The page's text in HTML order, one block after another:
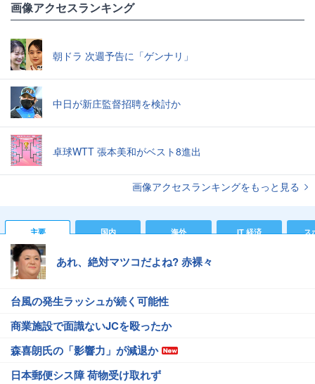
画像アクセスランキング
朝ドラ 次週予告に「ゲンナリ」
中日が新庄監督招聘を検討か
卓球WTT 張本美和がベスト8進出
画像アクセスランキングをもっと見る
主要 国内 海外 IT 経済 ス
あれ、絶対マツコだよね? 赤裸々
台風の発生ラッシュが続く可能性
商業施設で面識ないJCを殴ったか
森喜朗氏の「影響力」が減退か
日本郵便シス障 荷物受け取れず